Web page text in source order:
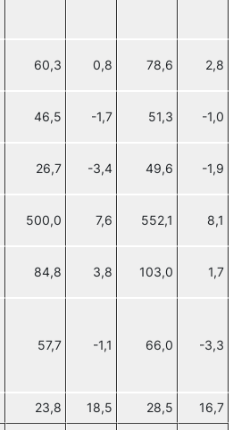
60,3 0,8 78,6 2,8
46,5 -1,7 51,3 -1,0
26,7 -3,4 49,6 -1,9
500,0 7,6 552,1 8,1
84,8 3,8 103,0 1,7
57,7 -1,1 66,0 -3,3
23,8 18,5 28,5 16,7